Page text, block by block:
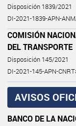
Disposición 1839/2021
DI-2021-1839-APN-
COMISIÓN
DEL TRANSPORTE
Disposición 145/2021
DI-2021-145-APN-
AVISOS
BANCO DE LA